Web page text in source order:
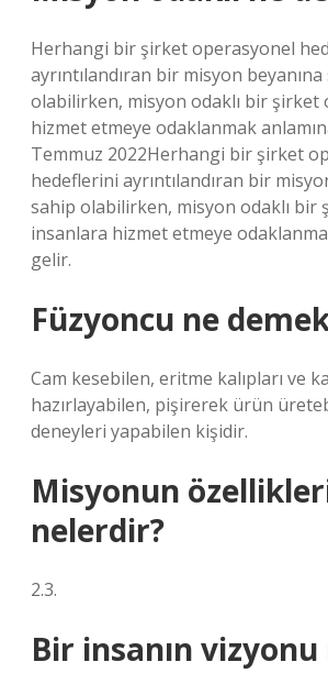
Herhangi bir şirket operasyonel
ayrıntılandıran bir misyon
olabilirken, misyon odaklı bir şirket
hizmet etmeye odaklanmak
Temmuz 2022Herhangi bir şirket
hedeflerini ayrıntılandıran bir
sahip olabilirken, misyon odaklı bir
insanlara hizmet etmeye
gelir.
Füzyoncu ne
Cam kesebilen, eritme kalıpları ve
hazırlayabilen, pişirerek ürün
deneyleri yapabilen kişidir.
Misyonun
nelerdir?
2.3.
Bir insanın